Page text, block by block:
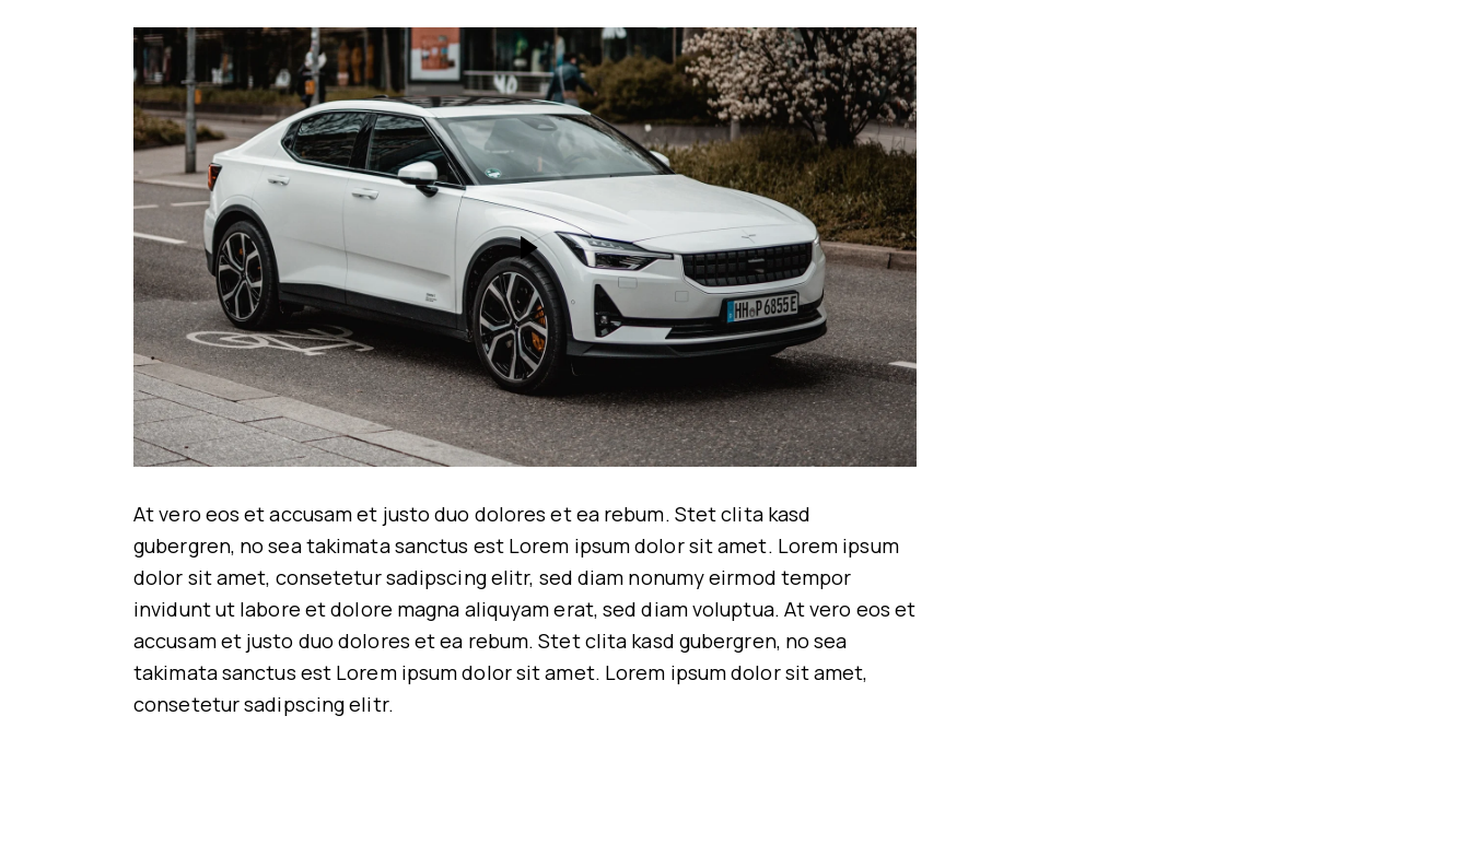
At vero eos et accusam et justo duo dolores et ea rebum. Stet clita kasd
gubergren, no sea takimata sanctus est Lorem ipsum dolor sit amet. Lorem ipsum
dolor sit amet, consetetur sadipscing elitr, sed diam nonumy eirmod tempor
invidunt ut labore et dolore magna aliquyam erat, sed diam voluptua. At vero eos et
accusam et justo duo dolores et ea rebum. Stet clita kasd gubergren, no sea
takimata sanctus est Lorem ipsum dolor sit amet. Lorem ipsum dolor sit amet,
consetetur sadipscing elitr.